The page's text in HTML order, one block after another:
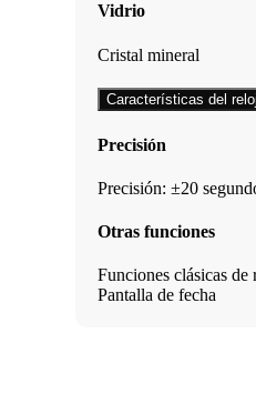
Vidrio
Cristal mineral
Características del reloj
Precisión
Precisión: ±20
Otras funciones
Funciones clásicas
Pantalla de fecha